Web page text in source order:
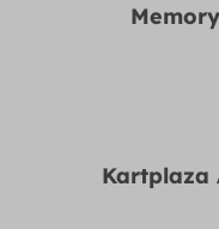
Kartplaza